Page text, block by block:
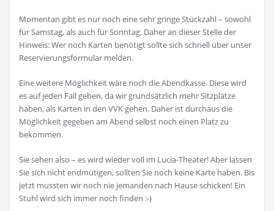
Momentan gibt es nur noch eine sehr gringe Stückzahl – sowohl
für Samstag, als auch für Sonntag. Daher an dieser Stelle der
Hinweis: Wer noch Karten benötigt sollte sich schnell über unser
Reservierungsformular melden.
Eine weitere Möglichkeit wäre noch die Abendkasse. Diese wird
es auf jeden Fall geben, da wir grundsätzlich mehr Sitzplätze
haben, als Karten in den VVK gehen. Daher ist durchaus die
Möglichkeit gegeben am Abend selbst noch einen Platz zu
bekommen.
Sie sehen also – es wird wieder voll im Lucia-Theater! Aber lassen
Sie sich nicht endmütigen, sollten Sie noch keine Karte haben. Bis
jetzt mussten wir noch nie jemanden nach Hause schicken! Ein
Stuhl wird sich immer noch finden :-)